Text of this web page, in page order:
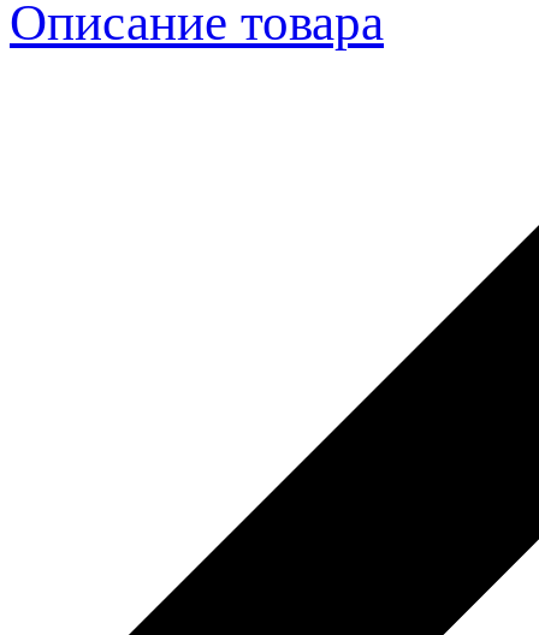
Описание товара